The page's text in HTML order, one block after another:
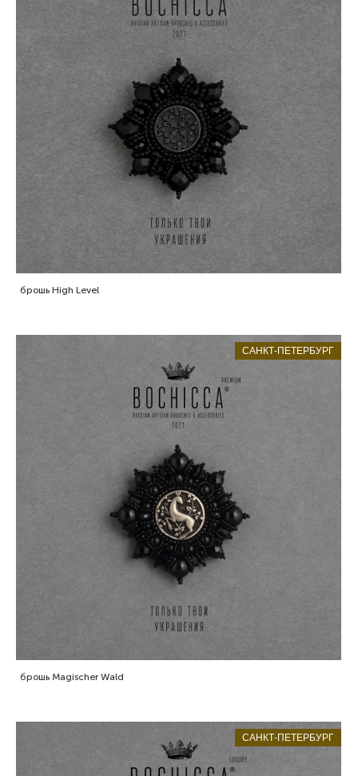
брошь High Level
САНКТ-ПЕТЕРБУРГ
брошь Magischer Wald
САНКТ-ПЕТЕРБУРГ